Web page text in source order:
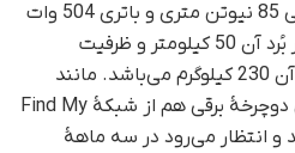
موتور عقب 250 واتی 85 نیوتن متری و باتری 504 وات
ساعتی است. حداکثر بُرد آن 50 کیلومتر و ظرفیت
بارگذاری قابل‌ توجه آن 230 کیلوگرم می‌باشد. مانند
دیگر محصولات، این دوچرخۀ برقی هم از شبکۀ Find My
و انتظار می‌رود در سه ماهۀ